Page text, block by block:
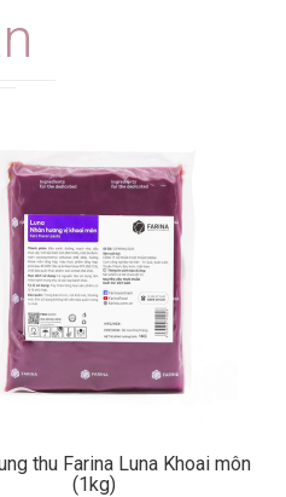
thu Farina Luna Khoai môn
(1kg)